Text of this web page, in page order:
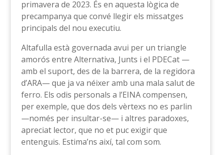
primavera de 2023. És en aquesta lògica de
precampanya que convé llegir els missatges
principals del nou executiu.
Altafulla està governada avui per un triangle
amorós entre Alternativa, Junts i el PDECat —
amb el suport, des de la barrera, de la regidora
d’ARA— que ja va néixer amb una mala salut de
ferro. Els odis personals a l’EINA compensen,
per exemple, que dos dels vèrtexs no es parlin
—només per insultar-se— i altres paradoxes,
apreciat lector, que no et puc exigir que
entenguis. Estima’ns així, tal com som.